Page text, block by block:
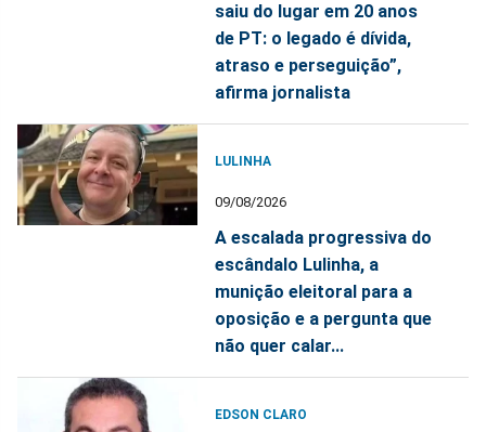
saiu do lugar em 20 anos
de PT: o legado é dívida,
atraso e perseguição”,
afirma jornalista
LULINHA
09/08/2026
A escalada progressiva do
escândalo Lulinha, a
munição eleitoral para a
oposição e a pergunta que
não quer calar...
EDSON CLARO